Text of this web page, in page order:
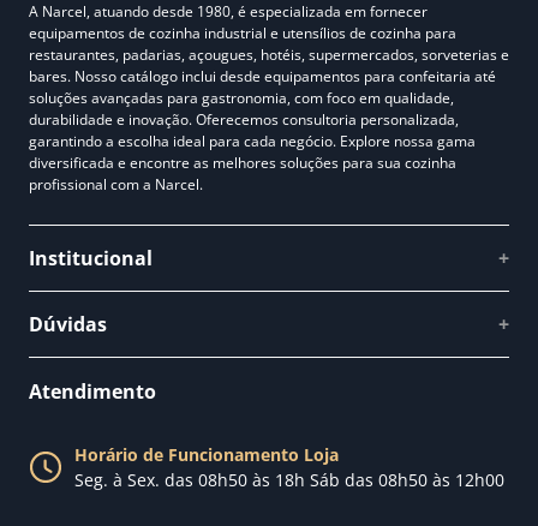
A Narcel, atuando desde 1980, é especializada em fornecer
equipamentos de cozinha industrial e utensílios de cozinha para
restaurantes, padarias, açougues, hotéis, supermercados, sorveterias e
bares. Nosso catálogo inclui desde equipamentos para confeitaria até
soluções avançadas para gastronomia, com foco em qualidade,
durabilidade e inovação. Oferecemos consultoria personalizada,
garantindo a escolha ideal para cada negócio. Explore nossa gama
diversificada e encontre as melhores soluções para sua cozinha
profissional com a Narcel.
Institucional +
Fale conosco
Nossa loja
Dúvidas +
Política de Trocas
Política de Entrega
Atendimento
Horário de Funcionamento Loja
Seg. à Sex. das 08h50 às 18h Sáb das 08h50 às 12h00